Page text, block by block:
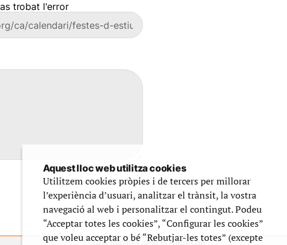
trobat l'error
Que compta amb el suport de
Aquest lloc web utilitza cookies
Utilitzem cookies pròpies i de tercers per millorar
l’experiència d’usuari, analitzar el trànsit, la vostra
navegació al web i personalitzar el contingut. Podeu
“Acceptar totes les cookies”, “Configurar les cookies”
que voleu acceptar o bé “Rebutjar-les totes” (excepte